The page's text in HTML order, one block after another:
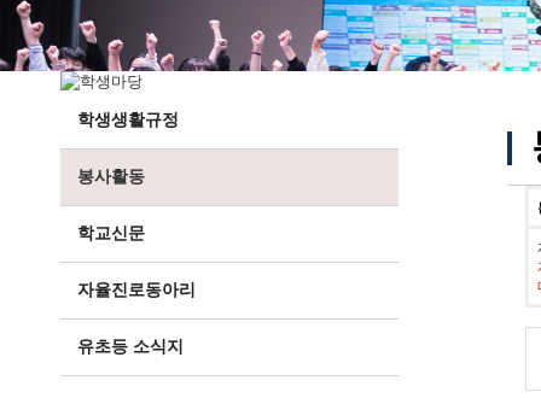
전경사진
학생생활규정
봉사활동
학교신문
자율진로동아리
유초등 소식지